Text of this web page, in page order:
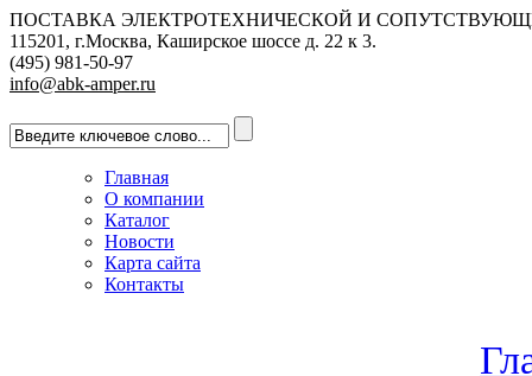
ПОСТАВКА ЭЛЕКТРОТЕХНИЧЕСКОЙ И
115201, г.Москва, Каширское шоссе д. 22 к 3.
(495) 981-50-97
info@abk-amper.ru
Главная
О компании
Каталог
Новости
Карта сайта
Контакты